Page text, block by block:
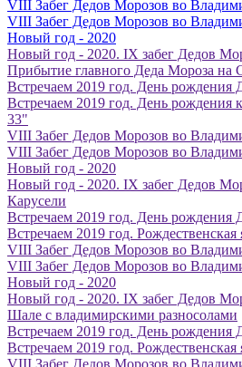
VIII Забег Дедов Морозов во
VIII Забег Дедов Морозов во
Новый год - 2020
Новый год - 2020. IX забег Дедов
Прибытие главного Деда Мороза на
Встречаем 2019 год. День рождения
Встречаем 2019 год. День рождения
33"
VIII Забег Дедов Морозов во
VIII Забег Дедов Морозов во
Новый год - 2020
Новый год - 2020. IX забег Дедов
Карусели
Встречаем 2019 год. День рождения
Встречаем 2019 год. Рождественская
VIII Забег Дедов Морозов во
VIII Забег Дедов Морозов во
Новый год - 2020
Новый год - 2020. IX забег Дедов
Шале с владимирскими разносолами
Встречаем 2019 год. День рождения
Встречаем 2019 год. Рождественская
VIII Забег Дедов Морозов во